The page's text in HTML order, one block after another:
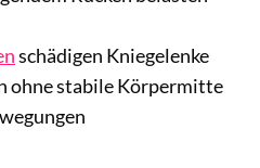
schädigen Kniegelenke
ohne stabile Körpermitte